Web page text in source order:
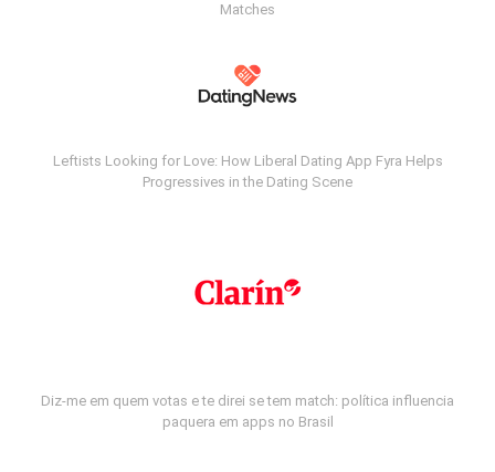
Matches
Leftists Looking for Love: How Liberal Dating App Fyra Helps
Progressives in the Dating Scene
Diz-me em quem votas e te direi se tem match: política influencia
paquera em apps no Brasil